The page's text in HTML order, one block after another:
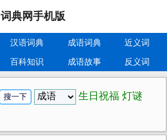
词典网手机版
汉语词典 成语词典
近义词
百科知识 成语故事 反义词
生日祝福 灯谜